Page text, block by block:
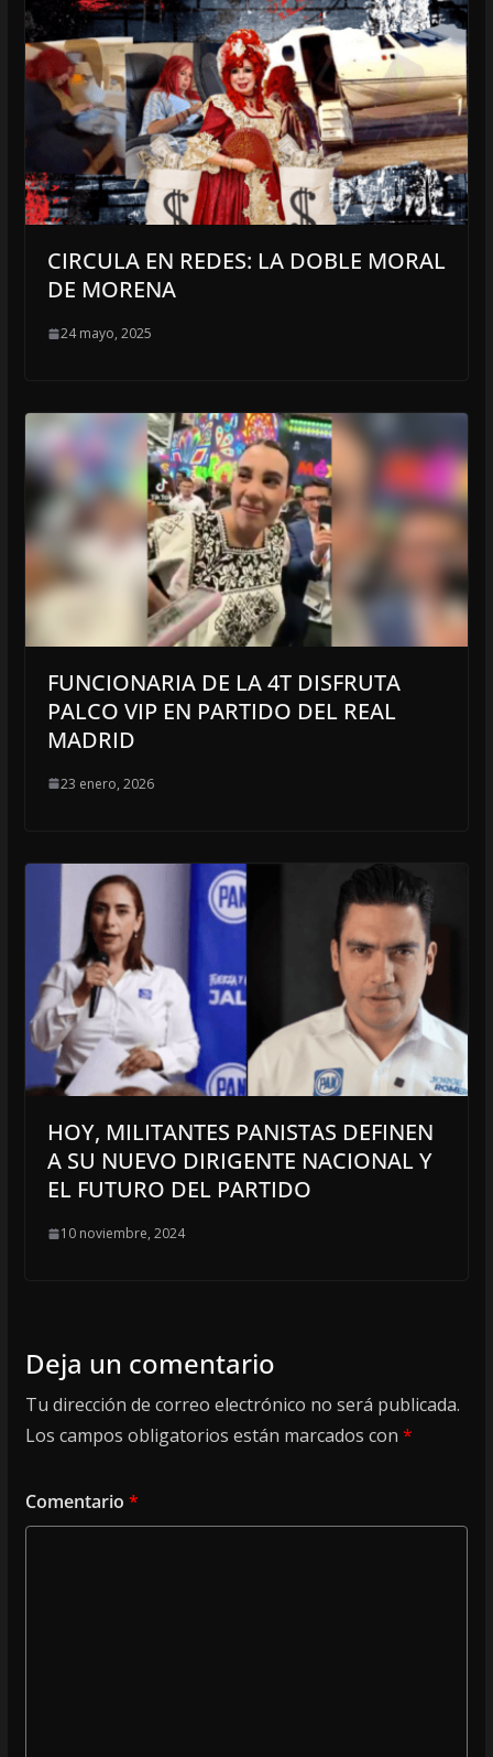
CIRCULA EN REDES: LA DOBLE MORAL
DE MORENA
24 mayo, 2025
FUNCIONARIA DE LA 4T DISFRUTA
PALCO VIP EN PARTIDO DEL REAL
MADRID
23 enero, 2026
HOY, MILITANTES PANISTAS DEFINEN
A SU NUEVO DIRIGENTE NACIONAL Y
EL FUTURO DEL PARTIDO
10 noviembre, 2024
Deja un comentario
Tu dirección de correo electrónico no será publicada.
Los campos obligatorios están marcados con *
Comentario *